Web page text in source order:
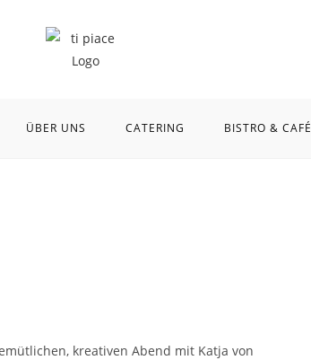
ÜBER UNS CATERING BISTRO & CAFÉ
kreativen Abend mit Katja von